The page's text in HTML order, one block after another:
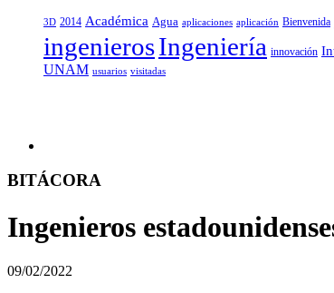
3D 2014 Académica Agua aplicaciones aplicación Bienvenida
ingenierosIngeniería innovación
UNAM usuarios visitadas
BITÁCORA
Ingenieros
09/02/2022